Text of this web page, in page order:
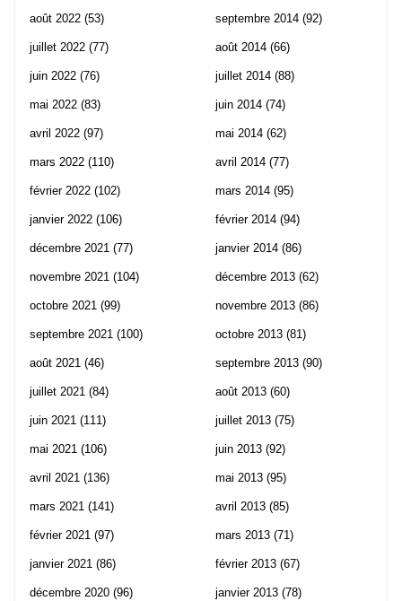
août 2022 (53)
juillet 2022 (77)
juin 2022 (76)
mai 2022 (83)
avril 2022 (97)
mars 2022 (110)
février 2022 (102)
janvier 2022 (106)
décembre 2021 (77)
novembre 2021 (104)
octobre 2021 (99)
septembre 2021 (100)
août 2021 (46)
juillet 2021 (84)
juin 2021 (111)
mai 2021 (106)
avril 2021 (136)
mars 2021 (141)
février 2021 (97)
janvier 2021 (86)
décembre 2020 (96)
septembre 2014 (92)
août 2014 (66)
juillet 2014 (88)
juin 2014 (74)
mai 2014 (62)
avril 2014 (77)
mars 2014 (95)
février 2014 (94)
janvier 2014 (86)
décembre 2013 (62)
novembre 2013 (86)
octobre 2013 (81)
septembre 2013 (90)
août 2013 (60)
juillet 2013 (75)
juin 2013 (92)
mai 2013 (95)
avril 2013 (85)
mars 2013 (71)
février 2013 (67)
janvier 2013 (78)